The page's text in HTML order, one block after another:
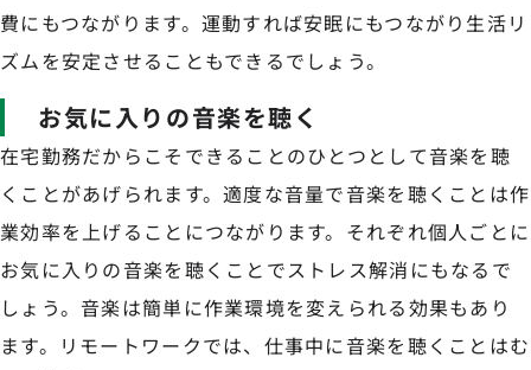
費にもつながります。運動すれば安眠にもつながり生活リ
ズムを安定させることもできるでしょう。
お気に入りの音楽を聴く
在宅勤務だからこそできることのひとつとして音楽を聴
くことがあげられます。適度な音量で音楽を聴くことは作
業効率を上げることにつながります。それぞれ個人ごとに
お気に入りの音楽を聴くことでストレス解消にもなるで
しょう。音楽は簡単に作業環境を変えられる効果もあり
ます。リモートワークでは、仕事中に音楽を聴くことはむ